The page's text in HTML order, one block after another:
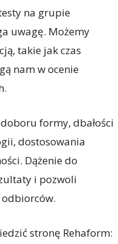
na grupie
uwagę. Możemy
takie jak czas
nam w ocenie
formy, dbałości
dostosowania
Dążenie do
i pozwoli
odbiorców.
stronę Rehaform: